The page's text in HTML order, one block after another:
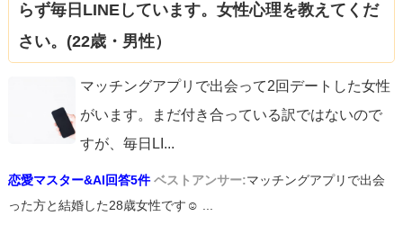
らず毎日LINEしています。女性心理を教えてくだ
さい。(22歳・男性）
マッチングアプリで出会って2回デートした女性
がいます。まだ付き合っている訳ではないので
すが、毎日LI ...
恋愛マスター&AI回答5件 ベストアンサー:マッチングアプリで出会
った方と結婚した28歳女性です☺︎ ...